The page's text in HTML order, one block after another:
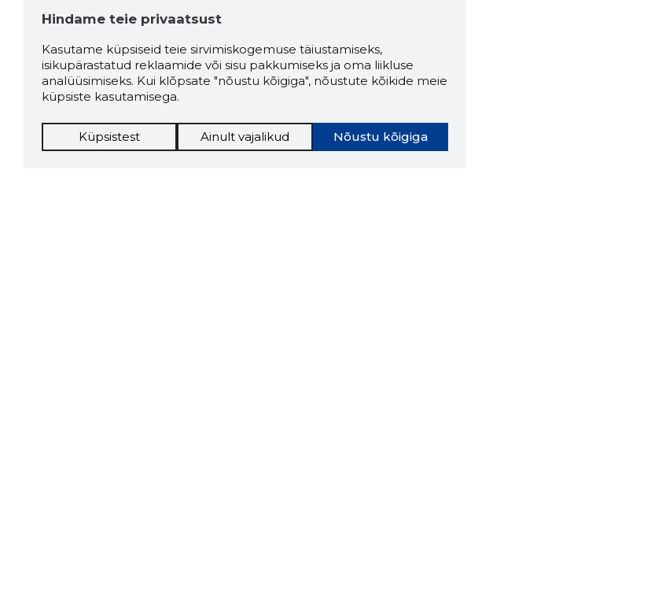
Hindame teie privaatsust
Kasutame küpsiseid teie sirvimiskogemuse täiustamiseks,
isikupärastatud reklaamide või sisu pakkumiseks ja oma liikluse
analüüsimiseks. Kui klõpsate "nõustu kõigiga", nõustute kõikide meie
küpsiste kasutamisega.
Nõustu kõigiga
Küpsistest Ainult vajalikud